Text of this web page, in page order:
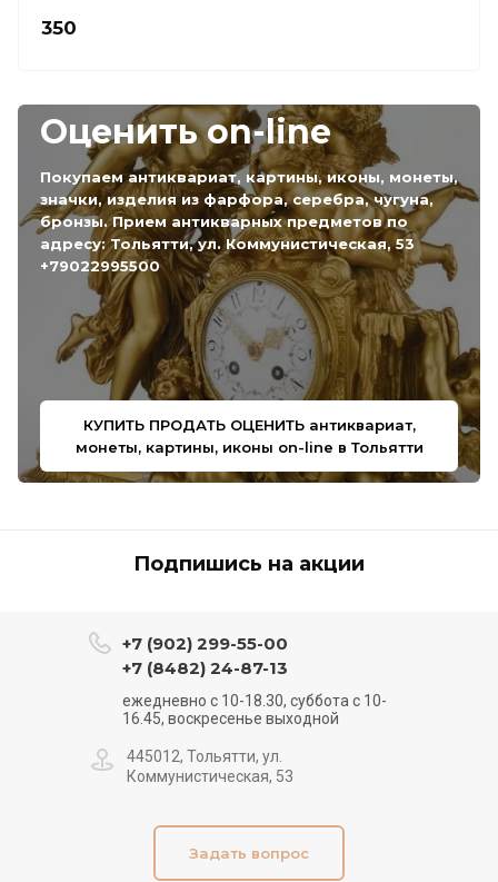
350
Оценить on-line
Покупаем антиквариат, картины, иконы, монеты,
значки, изделия из фарфора, серебра, чугуна,
бронзы. Прием антикварных предметов по
адресу: Тольятти, ул. Коммунистическая, 53
+79022995500
КУПИТЬ ПРОДАТЬ ОЦЕНИТЬ антиквариат,
монеты, картины, иконы on-line в Тольятти
Подпишись на акции
+7 (902) 299-55-00
+7 (8482) 24-87-13
ежедневно с 10-18.30, суббота с 10-
16.45, воскресенье выходной
445012, Тольятти, ул.
Коммунистическая, 53
Задать вопрос